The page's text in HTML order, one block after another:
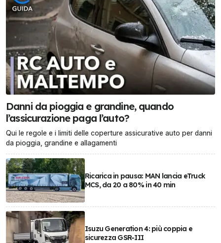
Danni da pioggia e grandine, quando
l’assicurazione paga l’auto?
Qui le regole e i limiti delle coperture assicurative auto per danni
da pioggia, grandine e allagamenti
Ricarica in pausa: MAN lancia eTruck
MCS, da 20 a 80% in 40 min
Isuzu Generation 4: più coppia e
sicurezza GSR-III